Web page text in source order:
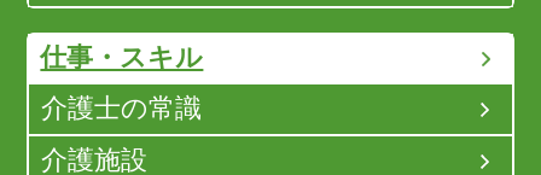
仕事・スキル
介護士の常識
介護施設